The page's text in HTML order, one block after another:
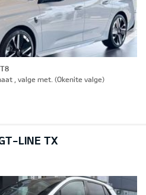
, valge met. (Okenite valge)
LINE TX